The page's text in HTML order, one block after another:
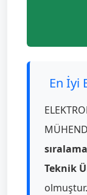
En İyi
Teknik